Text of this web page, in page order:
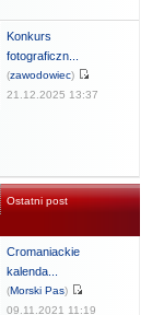
Konkurs
fotograficzn...
(zawodowiec)
21.12.2025 13:37
Ostatni post
Cromaniackie
kalenda...
(Morski Pas)
09.11.2021 11:19